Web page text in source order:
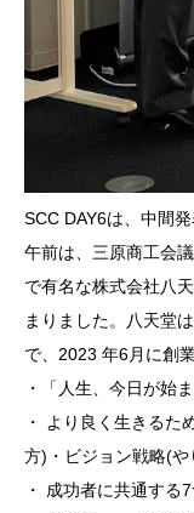
SCC DAY6は、中間発
午前は、三原商工会
で有名な株式会社八
まりました。八天堂
で、2023 年6月に創
・「人生、今日が始
・ より良く生きるた
方)・ビジョン戦略(や
・ 成功者に共通する